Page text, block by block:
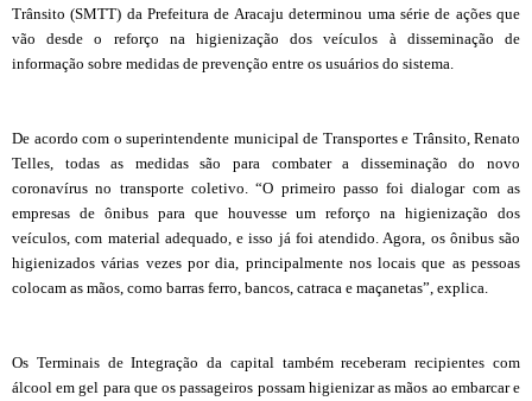
Trânsito (SMTT) da Prefeitura de Aracaju determinou uma série de ações que
vão desde o reforço na higienização dos veículos à disseminação de
informação sobre medidas de prevenção entre os usuários do sistema.
De acordo com o superintendente municipal de Transportes e Trânsito, Renato
Telles, todas as medidas são para combater a disseminação do novo
coronavírus no transporte coletivo. “O primeiro passo foi dialogar com as
empresas de ônibus para que houvesse um reforço na higienização dos
veículos, com material adequado, e isso já foi atendido. Agora, os ônibus são
higienizados várias vezes por dia, principalmente nos locais que as pessoas
colocam as mãos, como barras ferro, bancos, catraca e maçanetas”, explica.
Os Terminais de Integração da capital também receberam recipientes com
álcool em gel para que os passageiros possam higienizar as mãos ao embarcar e